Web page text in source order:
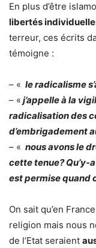
En plus d’être
libertés
terreur, ces écrits
témoigne :
– « le radicalisme
– « j’appelle à la
radicalisation des
d’embrigadement
– « nous avons le
cette tenue?
est permise quand
On sait qu’en
religion mais nous
de l’Etat seraient